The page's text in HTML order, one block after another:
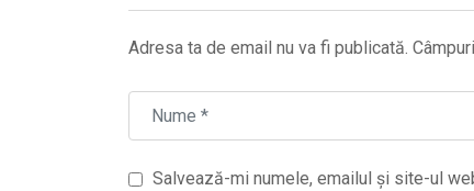
Adresa ta de email nu va fi publicată.
Salvează-mi numele, emailul și site-ul